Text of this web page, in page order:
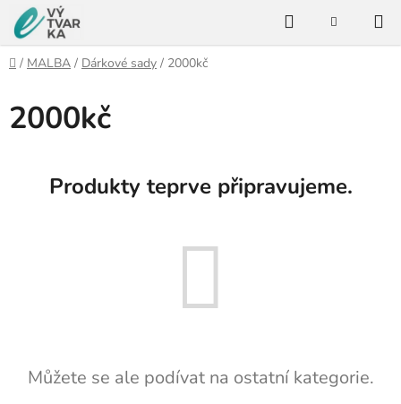
Přejít
na
obsah
HledatNÁKUPNÍ
Domů
/ MALBA / Dárkové sady / 2000kč
2000kč
Produkty teprve připravujeme.
Můžete se ale podívat na ostatní kategorie.